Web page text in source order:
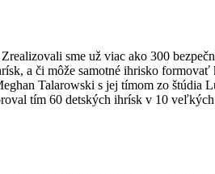
sme už viac ako 300
a či môže samotné ihrisko formovať
Talarowski s jej tímom zo štúdia
tím 60 detských ihrísk v 10